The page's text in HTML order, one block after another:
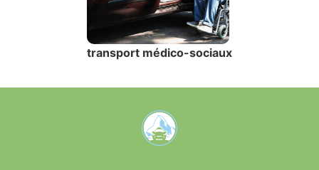
transport médico-sociaux